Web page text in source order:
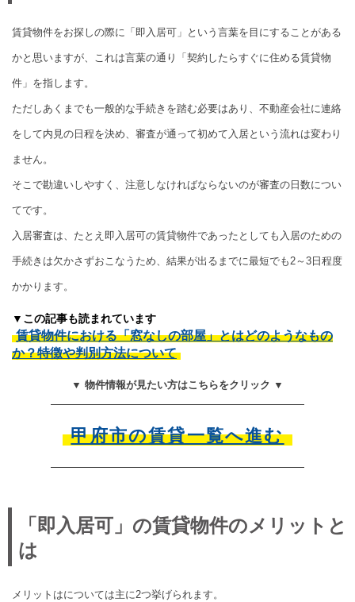
賃貸物件をお探しの際に「即入居可」という言葉を目にすることがある
かと思いますが、これは言葉の通り「契約したらすぐに住める賃貸物
件」を指します。
ただしあくまでも一般的な手続きを踏む必要はあり、不動産会社に連絡
をして内見の日程を決め、審査が通って初めて入居という流れは変わり
ません。
そこで勘違いしやすく、注意しなければならないのが審査の日数につい
てです。
入居審査は、たとえ即入居可の賃貸物件であったとしても入居のための
手続きは欠かさずおこなうため、結果が出るまでに最短でも2～3日程度
かかります。
▼この記事も読まれています
賃貸物件における「窓なしの部屋」とはどのようなもの
か？特徴や判別方法について
▼ 物件情報が見たい方はこちらをクリック ▼
甲府市の賃貸一覧へ進む
「即入居可」の賃貸物件のメリットと
は
メリットはについては主に2つ挙げられます。